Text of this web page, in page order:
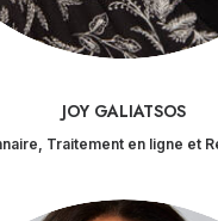
JOY GALIATSOS
Traitement en ligne et